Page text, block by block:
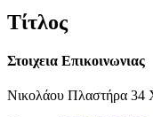
Τίτλος
Στοιχεια Επικοινωνιας
Νικολάου Πλαστήρα 34